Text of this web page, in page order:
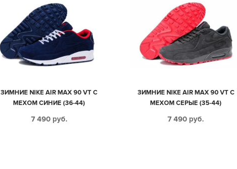
ЗИМНИЕ NIKE AIR MAX 90 VT С
МЕХОМ СИНИЕ (36-44)
7 490 руб.
ЗИМНИЕ NIKE AIR MAX 90 VT С
МЕХОМ СЕРЫЕ (35-44)
7 490 руб.